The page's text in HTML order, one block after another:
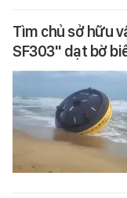
Tìm chủ sở hữu
SF303" dạt bờ